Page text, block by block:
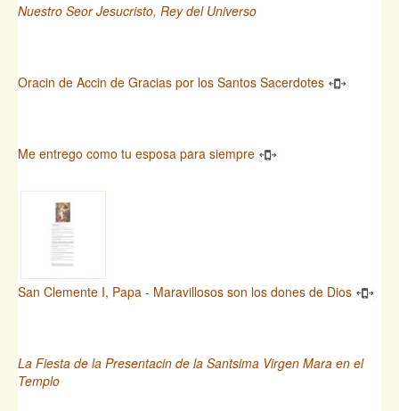
Nuestro Seor Jesucristo, Rey del Universo
Oracin de Accin de Gracias por los Santos Sacerdotes
Me entrego como tu esposa para siempre
San Clemente I, Papa - Maravillosos son los dones de Dios
La Fiesta de la Presentacin de la Santsima Virgen Mara en el
Templo